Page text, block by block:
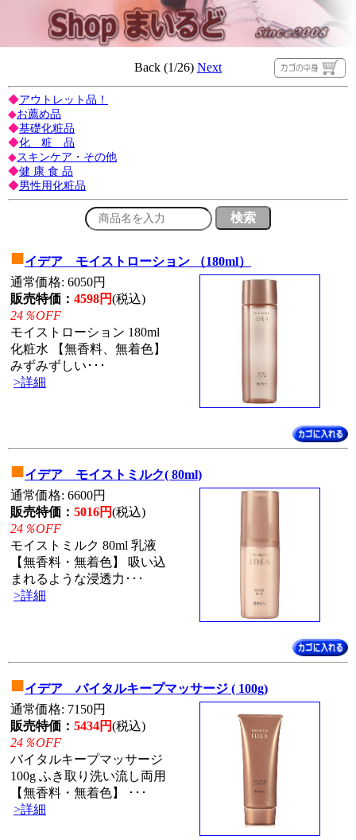
Back (1/26) Next
◆アウトレット品！
◆お薦め品
◆基礎化粧品
◆化 粧 品
◆スキンケア・その他
◆健 康 食 品
◆男性用化粧品
■イデア モイストローション （180ml）
通常価格: 6050円
販売特価： 4598円(税込)
24％OFF
モイストローション 180ml
化粧水 【無香料、無着色】
みずみずしい･･･
>詳細
■イデア モイストミルク( 80ml)
通常価格: 6600円
販売特価： 5016円(税込)
24％OFF
モイストミルク 80ml 乳液
【無香料・無着色】 吸い込
まれるような浸透力･･･
>詳細
■イデア バイタルキープマッサージ ( 100g)
通常価格: 7150円
販売特価： 5434円(税込)
24％OFF
バイタルキープマッサージ
100g ふき取り洗い流し両用
【無香料・無着色】 ･･･
>詳細